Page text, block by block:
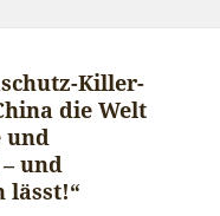
Killer-
die Welt
und
und
lässt!“